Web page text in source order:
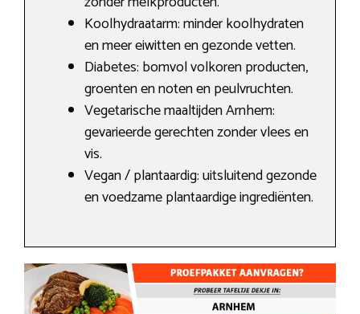
Koolhydraatarm: minder koolhydraten
en meer eiwitten en gezonde vetten.
Diabetes: bomvol volkoren producten,
groenten en noten en peulvruchten.
Vegetarische maaltijden Arnhem:
gevarieerde gerechten zonder vlees en
vis.
Vegan / plantaardig: uitsluitend gezonde
en voedzame plantaardige ingrediënten.